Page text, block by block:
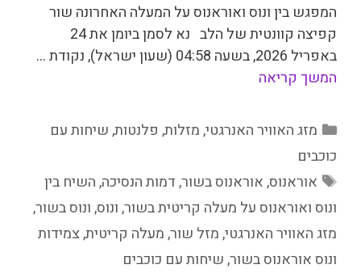
המפגש בין ונוס ואוראנוס על המעלה האחרונה שור
קפיצה קוונטית של הלב נא לסמן ביומן את 24
באפריל 2026, בשעה 04:58 (שעון ישראל), נקודת …
המשך קריאה
קטגוריות
מזג האוויר האנרגטי,מזלות, פלנטות,שיחות עם
כוכבים
תגיות
אוראנוס,אוראנוס בשור,דמות הנסיכה,השיח בין
ונוס ואוראנוס על מעלה קריטית בשור,ונוס,ונוס בשור,
מזג האוויר האנרגטי,מזל שור,מעלה קריטית,צמידות
ונוס אוראנוס בשור,שיחות עם כוכבים